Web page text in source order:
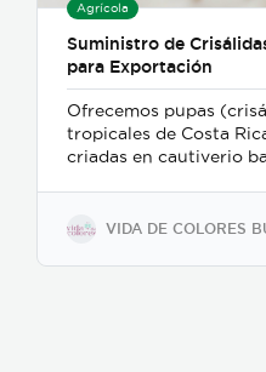
Agrícola
Suministro de
para Exportación
Ofrecemos pupas
tropicales de Costa
criadas en cautiverio
de eclosión
mariposarios y
VIDA DE COLORES